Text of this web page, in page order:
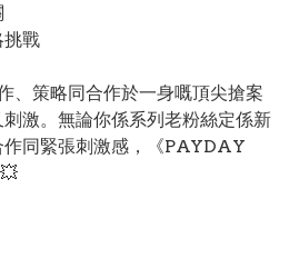
挑戰
、策略同合作於一身嘅頂尖搶案
激。無論你係系列老粉絲定係新
同緊張刺激感，《PAYDAY